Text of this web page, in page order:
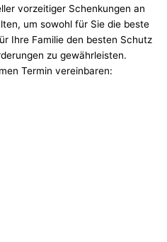
vorzeitiger Schenkungen an
um sowohl für Sie die beste
Ihre Familie den besten Schutz
zu gewährleisten.
Termin vereinbaren: